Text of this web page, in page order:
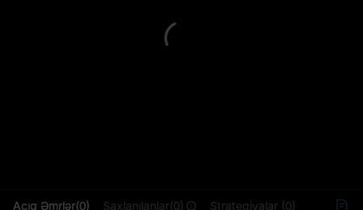
Açıq Əmrlər(0) Saxlanılanlar(0) Strategiyalar (0)